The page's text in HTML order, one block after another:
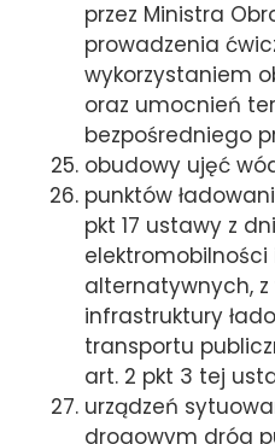
przez Ministra
prowadzenia
wykorzystaniem
oraz umocnień
bezpośredniego
obudowy ujęć
punktów
pkt 17 ustawy z
alternatywnych, z
infrastruktury
transportu
art. 2 pkt 3 tej
urządzeń
drogowym dróg